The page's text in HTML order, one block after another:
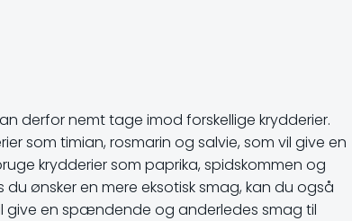
derfor nemt tage imod forskellige krydderier.
som timian, rosmarin og salvie, som vil give en
krydderier som paprika, spidskommen og
ønsker en mere eksotisk smag, kan du også
give en spændende og anderledes smag til